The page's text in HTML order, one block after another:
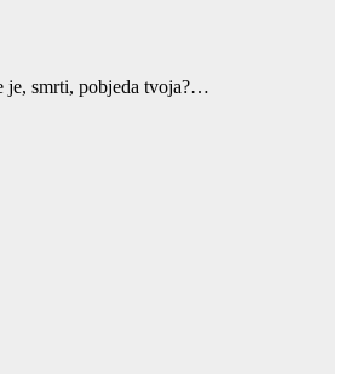
je, smrti, pobjeda tvoja?…